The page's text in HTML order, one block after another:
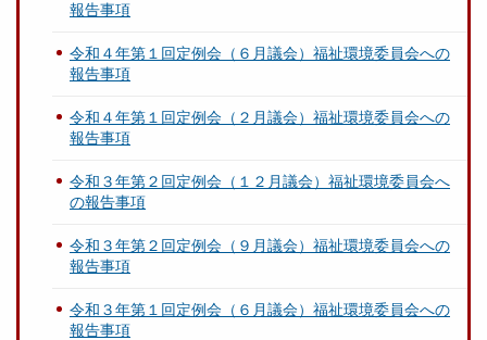
報告事項
令和４年第１回定例会（６月議会）福祉環境委員会への
報告事項
令和４年第１回定例会（２月議会）福祉環境委員会への
報告事項
令和３年第２回定例会（１２月議会）福祉環境委員会へ
の報告事項
令和３年第２回定例会（９月議会）福祉環境委員会への
報告事項
令和３年第１回定例会（６月議会）福祉環境委員会への
報告事項